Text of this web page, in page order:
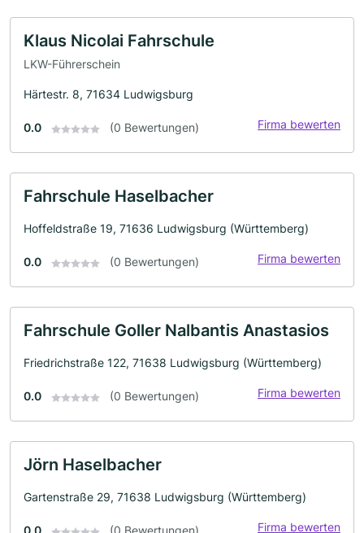
Klaus Nicolai Fahrschule
LKW-Führerschein
Härtestr. 8, 71634 Ludwigsburg
0.0 (0 Bewertungen) Firma bewerten
Fahrschule Haselbacher
Hoffeldstraße 19, 71636 Ludwigsburg (Württemberg)
0.0 (0 Bewertungen) Firma bewerten
Fahrschule Goller Nalbantis Anastasios
Friedrichstraße 122, 71638 Ludwigsburg (Württemberg)
0.0 (0 Bewertungen) Firma bewerten
Jörn Haselbacher
Gartenstraße 29, 71638 Ludwigsburg (Württemberg)
Firma bewerten